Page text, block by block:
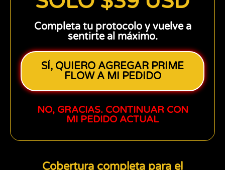
Completa tu protocolo y vuelve a
sentirte al máximo.
SÍ, QUIERO AGREGAR PRIME
FLOW A MI PEDIDO
NO, GRACIAS. CONTINUAR CON
MI PEDIDO ACTUAL
Cobertura completa para el